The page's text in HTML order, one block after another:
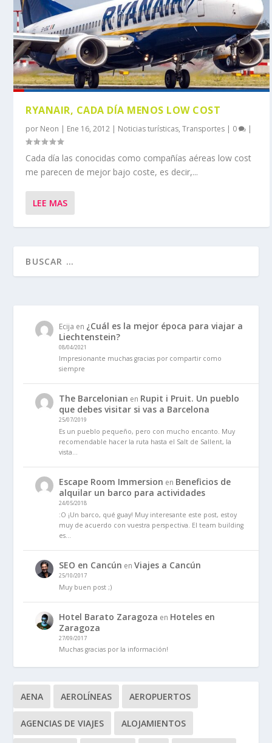
RYANAIR, CADA DÍA MENOS LOW COST
por Neon | Ene 16, 2012 | Noticias turísticas,Transportes | 0 |
Cada día las conocidas como compañías aéreas low cost
me parecen de mejor bajo coste, es decir,...
LEE MAS
Ecija en ¿Cuál es la mejor época para viajar a
Liechtenstein?
08/04/2021
Impresionante muchas gracias por compartir como
siempre
The Barcelonian en Rupit i Pruit. Un pueblo
que debes visitar si vas a Barcelona
25/07/2019
Es un pueblo pequeño, pero con mucho encanto. Muy
recomendable hacer la ruta hasta el Salt de Sallent, la
vista…
Escape Room Immersion en Beneficios de
alquilar un barco para actividades
24/05/2018
:O ¡Un barco, qué guay! Muy interesante este post, estoy
muy de acuerdo con vuestra perspectiva. El team building
es…
SEO en Cancún enViajes a Cancún
25/10/2017
Muy buen post ;)
Hotel Barato Zaragoza en Hoteles en
Zaragoza
27/09/2017
Muchas gracias por la información!
AENA AEROLÍNEAS AEROPUERTOS
AGENCIAS DE VIAJES ALOJAMIENTOS